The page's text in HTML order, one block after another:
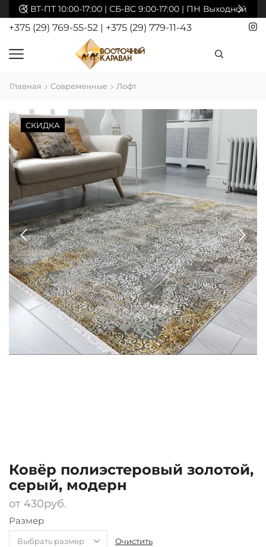
ВТ-ПТ 10:00-17:00 | СБ-ВС 9:00-17:00 | ПН Выходной
+375 (29) 769-55-52 | +375 (29) 779-11-43
Главная Современные Лофт
СКИДКА
Ковёр полиэстеровый золотой,
серый, модерн
от 430руб.
Размер
Очистить